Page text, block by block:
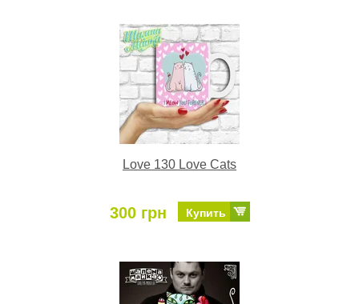
Love 130 Love Cats
300 грн Купить